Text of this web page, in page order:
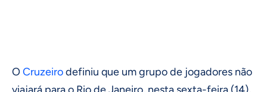
OCruzeirodefiniu que um grupo de jogadores não